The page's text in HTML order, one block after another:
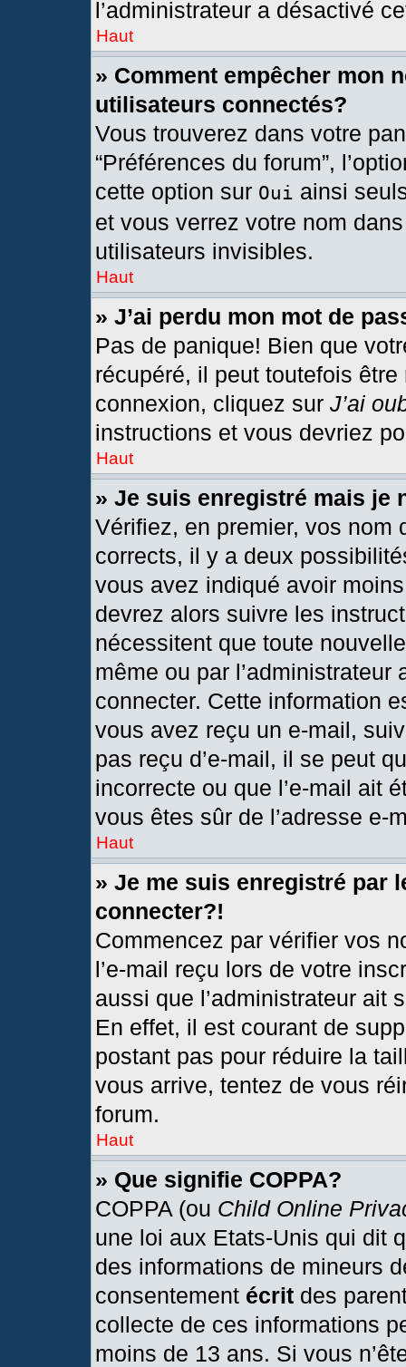
l’administrateur a désactivé
Haut
» Comment empêcher mon
utilisateurs connectés?
Vous trouverez dans votre
“Préférences du forum”,
cette option sur Oui ainsi
et vous verrez votre nom
utilisateurs invisibles.
Haut
» J’ai perdu mon mot de
Pas de panique! Bien que
récupéré, il peut toutefois
connexion, cliquez sur J’ai
instructions et vous devriez
Haut
» Je suis enregistré mais je
Vérifiez, en premier, vos nom
corrects, il y a deux
vous avez indiqué avoir
devrez alors suivre les
nécessitent que toute
même ou par
connecter. Cette information
vous avez reçu un e-mail,
pas reçu d’e-mail, il se peut
incorrecte ou que l’e-mail ait
vous êtes sûr de l’adresse e-
Haut
» Je me suis enregistré par
connecter?!
Commencez par vérifier vos
l’e-mail reçu lors de votre
aussi que l’administrateur ait
En effet, il est courant de
postant pas pour réduire la
vous arrive, tentez de vous
forum.
Haut
» Que signifie COPPA?
COPPA (ou Child Online
une loi aux Etats-Unis qui dit
des informations de mineurs
consentement écrit des
collecte de ces informations
moins de 13 ans. Si vous